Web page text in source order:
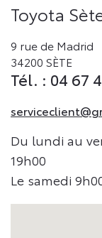
Toyota
9 rue de Madrid
34200 SÈTE
Tél. : 04 67
Du lundi au
19h00
Le samedi